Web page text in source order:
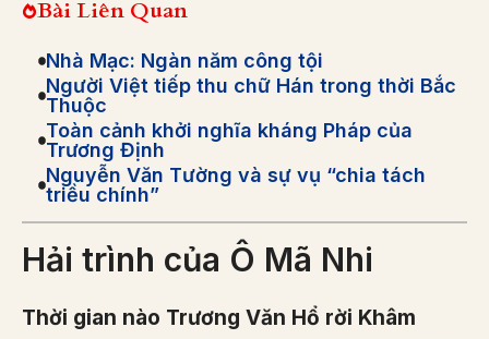
Bài Liên Quan
Nhà Mạc: Ngàn năm công tội
Người Việt tiếp thu chữ Hán trong thời Bắc
Thuộc
Toàn cảnh khởi nghĩa kháng Pháp của
Trương Định
Nguyễn Văn Tường và sự vụ “chia tách
triều chính”
Hải trình của Ô Mã Nhi
Thời gian nào Trương Văn Hổ rời Khâm